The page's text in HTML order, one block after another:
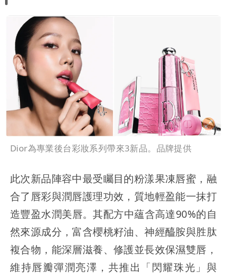
Dior為專業後台彩妝系列帶來3新品。品牌提供
此次新品陣容中最受矚目的粉漾果凍唇蜜，融
合了唇彩與潤唇護理功效，質地輕盈能一抹打
造豐盈水潤美唇。其配方中蘊含高達90%的自
然來源成分，富含櫻桃籽油、神經醯胺與胜肽
複合物，能深層滋養、修護並長效保濕雙唇，
維持唇瓣彈潤亮澤，共推出「閃耀珠光」與